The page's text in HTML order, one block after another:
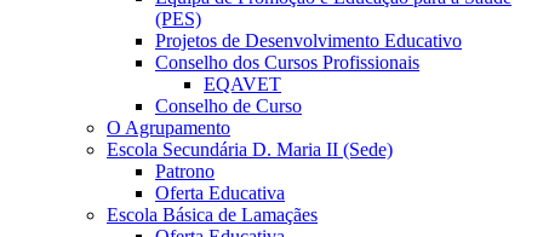
(PES)
Projetos de Desenvolvimento Educativo
Conselho dos Cursos Profissionais
EQAVET
Conselho de Curso
O Agrupamento
Escola Secundária D. Maria II (Sede)
Patrono
Oferta Educativa
Escola Básica de Lamaçães